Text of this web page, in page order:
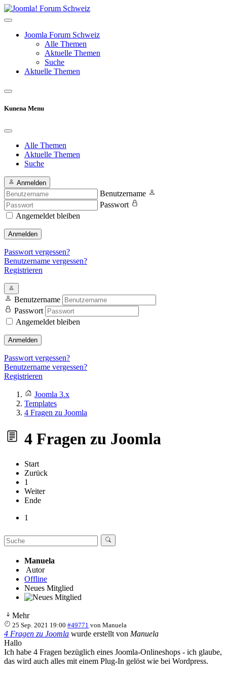
Joomla Forum Schweiz
Alle Themen
Aktuelle Themen
Suche
Aktuelle Themen
Kunena Menu
Alle Themen
Aktuelle Themen
Suche
Anmelden
Benutzername
Passwort
Angemeldet bleiben
Anmelden
Passwort vergessen?
Benutzername vergessen?
Registrieren
Benutzername
Passwort
Angemeldet bleiben
Anmelden
Passwort vergessen?
Benutzername vergessen?
Registrieren
Joomla 3.x
Templates
4 Fragen zu Joomla
4 Fragen zu Joomla
Start
Zurück
1
Weiter
Ende
1
Manuela
Autor
Offline
Neues Mitglied
Mehr
25 Sep. 2021 19:00 #49771 vonManuela
4 Fragen zu Joomla wurde erstellt von Manuela
Hallo
Ich habe 4 Fragen bezüglich eines Joomla-Onlineshops - ich glaube,
das wird auch alles mit einem Plug-In gelöst wie bei Wordpress.